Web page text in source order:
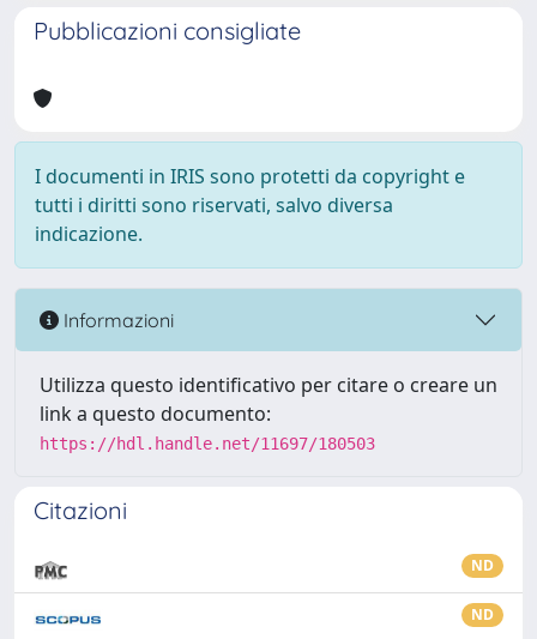
Pubblicazioni consigliate
I documenti in IRIS sono protetti da copyright e
tutti i diritti sono riservati, salvo diversa
indicazione.
Informazioni
Utilizza questo identificativo per citare o creare un
link a questo documento:
https://hdl.handle.net/11697/180503
Citazioni
ND
ND